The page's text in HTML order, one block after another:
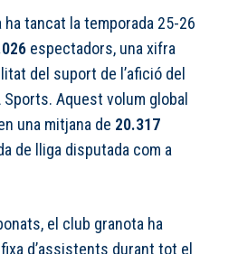
ha tancat la temporada 25-26
espectadors, una xifra
del suport de l’afició del
Sports. Aquest volum global
una mitjana de 20.317
de lliga disputada com a
el club granota ha
d’assistents durant tot el